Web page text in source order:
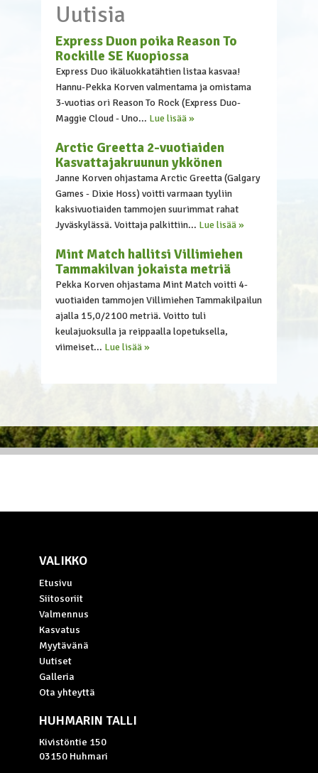
Uutisia
Express Duon poika Reason To
Rockille SE Kuopiossa
Express Duo ikäluokkatähtien listaa kasvaa!
Hannu-Pekka Korven valmentama ja omistama
3-vuotias ori Reason To Rock (Express Duo-
Maggie Cloud - Uno... Lue lisää »
Arctic Greetta 2-vuotiaiden
Kasvattajakruunun ykkönen
Janne Korven ohjastama Arctic Greetta (Galgary
Games - Dixie Hoss) voitti varmaan tyyliin
kaksivuotiaiden tammojen suurimmat rahat
Jyväskylässä. Voittaja palkittiin... Lue lisää »
Mint Match hallitsi Villimiehen
Tammakilvan jokaista metriä
Pekka Korven ohjastama Mint Match voitti 4-
vuotiaiden tammojen Villimiehen Tammakilpailun
ajalla 15,0/2100 metriä. Voitto tuli
keulajuoksulla ja reippaalla lopetuksella,
viimeiset... Lue lisää »
VALIKKO
Etusivu
Siitosoriit
Valmennus
Kasvatus
Myytävänä
Uutiset
Galleria
Ota yhteyttä
HUHMARIN TALLI
Kivistöntie 150
03150 Huhmari